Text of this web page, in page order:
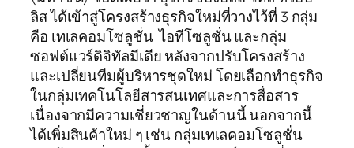
ลิส ได้เข้าสู่โครงสร้างธุรกิจใหม่ที่วางไว้ที่ 3 กลุ่ม
คือ เทเลคอมโซลูชั่น ไอทีโซลูชั่น และกลุ่ม
ซอฟต์แวร์ดิจิทัลมีเดีย หลังจากปรับโครงสร้าง
และเปลี่ยนทีมผู้บริหารชุดใหม่ โดยเลือกทำธุรกิจ
ในกลุ่มเทคโนโลยีสารสนเทศและการสื่อสาร
เนื่องจากมีความเชี่ยวชาญในด้านนี้ นอกจากนี้
ได้เพิ่มสินค้าใหม่ ๆ เช่น กลุ่มเทเลคอมโซลูชั่น